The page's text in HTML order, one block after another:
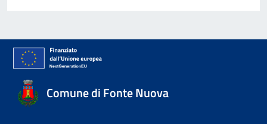
Comune di Fonte Nuova